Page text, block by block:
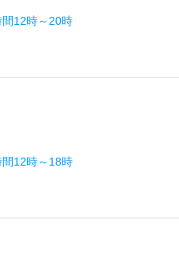
12時～20時
12時～18時